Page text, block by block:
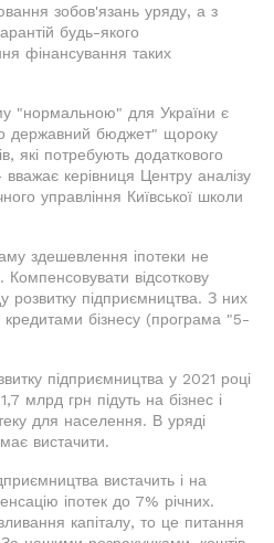
зобов'язань уряду, а з
будь-якого
фінансування таких
"нормальною" для України є
державний бюджет" щороку
які потребують додаткового
керівниця Центру аналізу
управління Київської школи
здешевлення іпотеки не
Компенсовувати відсоткову
розвитку підприємництва. З них
кредитами бізнесу (програма "5-
підприємництва у 2021 році
млрд грн підуть на бізнес і
для населення. В уряді
вистачити.
вистачить і на
іпотек до 7% річних.
капіталу, то це питання